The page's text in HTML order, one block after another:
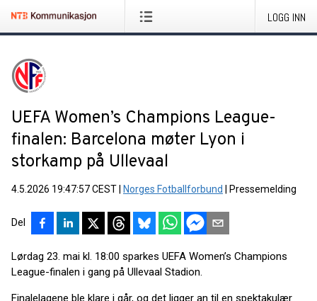
LOGG INN
UEFA Women’s Champions League-
finalen: Barcelona møter Lyon i
storkamp på Ullevaal
4.5.2026 19:47:57 CEST Norges Fotballforbund Pressemelding
Del
Lørdag 23. mai kl. 18:00 sparkes UEFA Women’s Champions
League-finalen i gang på Ullevaal Stadion.
Finalelagene ble klare i går, og det ligger an til en spektakulær